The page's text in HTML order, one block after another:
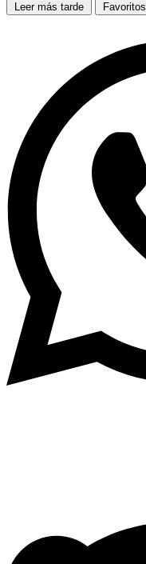
Leer más tarde Favoritos